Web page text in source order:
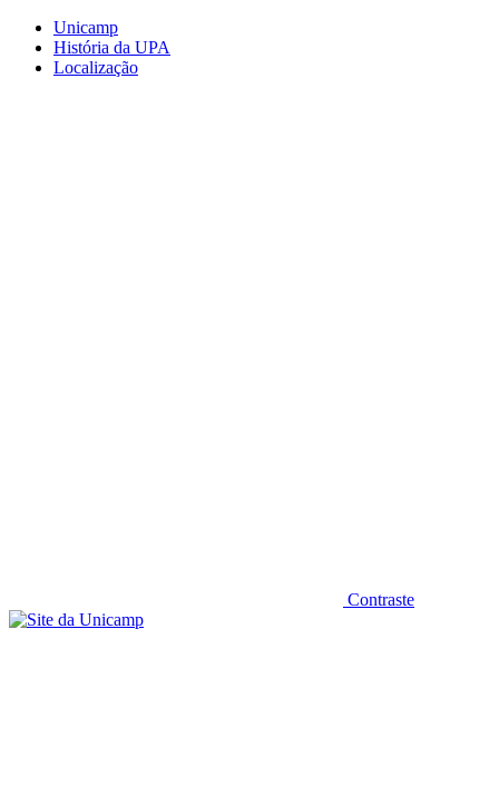
Conteúdo principal
Unicamp
História da UPA
Localização
Contraste